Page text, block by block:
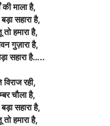
माला है,
सहारा है,
तो हमारा है,
गुज़ारा है,
सहारा है…..
रही,
चौला है,
सहारा है,
तो हमारा है,